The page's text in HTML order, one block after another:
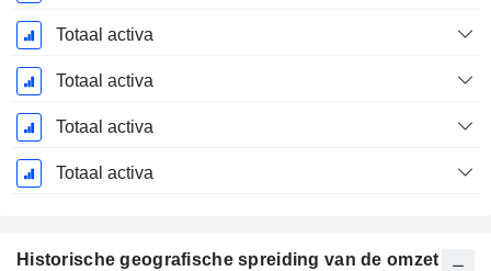
Totaal activa
Totaal activa
Totaal activa
Totaal activa
Historische geografische spreiding van de omzet